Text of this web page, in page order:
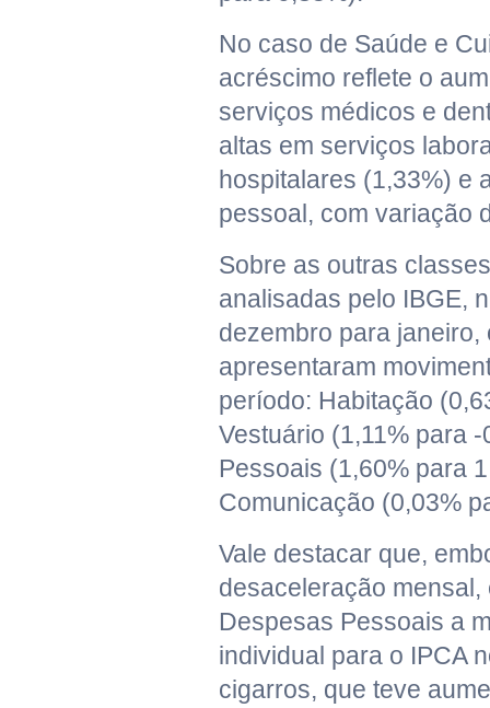
No caso de Saúde e
acréscimo reflete o
serviços médicos e
altas em serviços
hospitalares (1,33%) e
pessoal, com variação
Sobre as outras
analisadas pelo IBGE,
dezembro para janeiro,
apresentaram
período: Habitação
Vestuário (1,11% para
Pessoais (1,60% para
Comunicação (0,03%
Vale destacar que,
desaceleração mensal,
Despesas Pessoais a
individual para o IPCA
cigarros, que teve